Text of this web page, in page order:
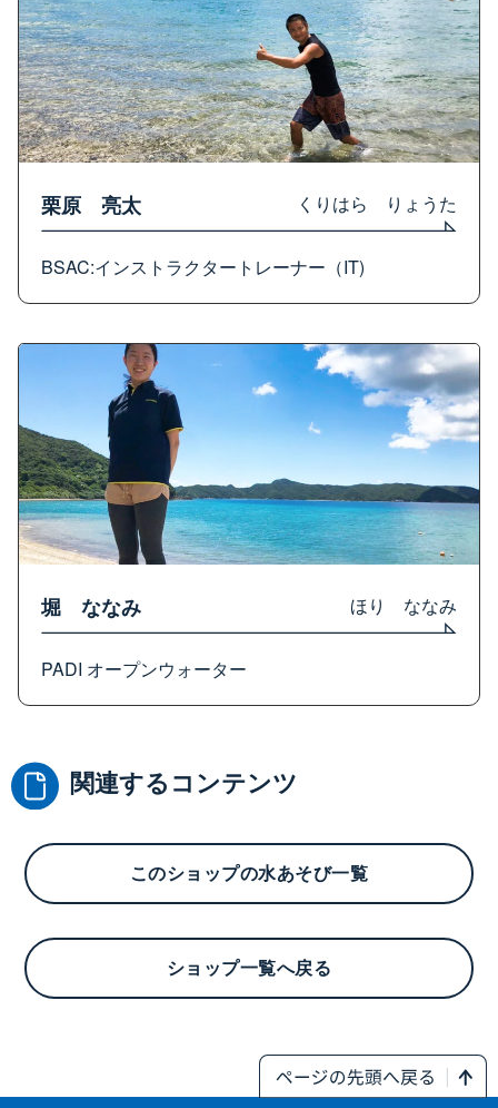
栗原 亮太 くりはら りょうた
BSAC:インストラクタートレーナー（IT)
堀 ななみ ほり ななみ
PADI オープンウォーター
関連するコンテンツ
このショップの水あそび一覧
ショップ一覧へ戻る